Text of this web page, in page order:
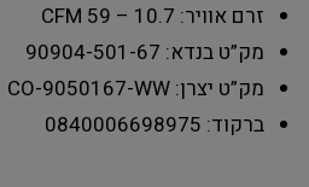
זרם אוויר: 10.7 – 59 CFM
מק”ט בנדא: 90904-501-67
מק”ט יצרן: CO-9050167-WW
ברקוד: 0840006698975